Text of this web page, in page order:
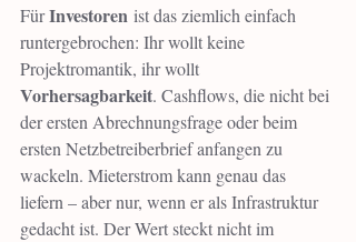
Für Investoren ist das ziemlich einfach
runtergebrochen: Ihr wollt keine
Projektromantik, ihr wollt
Vorhersagbarkeit. Cashflows, die nicht bei
der ersten Abrechnungsfrage oder beim
ersten Netzbetreiberbrief anfangen zu
wackeln. Mieterstrom kann genau das
liefern – aber nur, wenn er als Infrastruktur
gedacht ist. Der Wert steckt nicht im